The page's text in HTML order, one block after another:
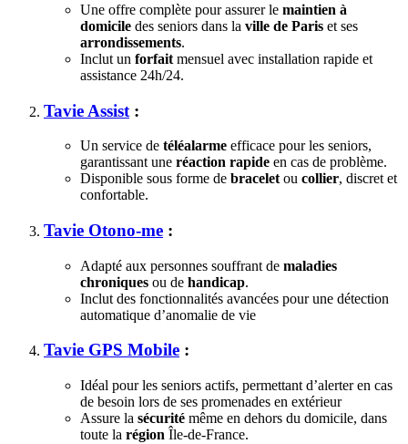
Une offre complète pour assurer le maintien à
domicile des seniors dans la ville de Paris et ses
arrondissements.
Inclut un forfait mensuel avec installation rapide et
assistance 24h/24.
Tavie Assist :
Un service de téléalarme efficace pour les seniors,
garantissant une réaction rapide en cas de problème.
Disponible sous forme de bracelet ou collier, discret et
confortable.
Tavie Otono-me :
Adapté aux personnes souffrant de maladies
chroniques ou de handicap.
Inclut des fonctionnalités avancées pour une détection
automatique d’anomalie de vie
Tavie GPS Mobile :
Idéal pour les seniors actifs, permettant d’alerter en cas
de besoin lors de ses promenades en extérieur
Assure la sécurité même en dehors du domicile, dans
toute la région Île-de-France.